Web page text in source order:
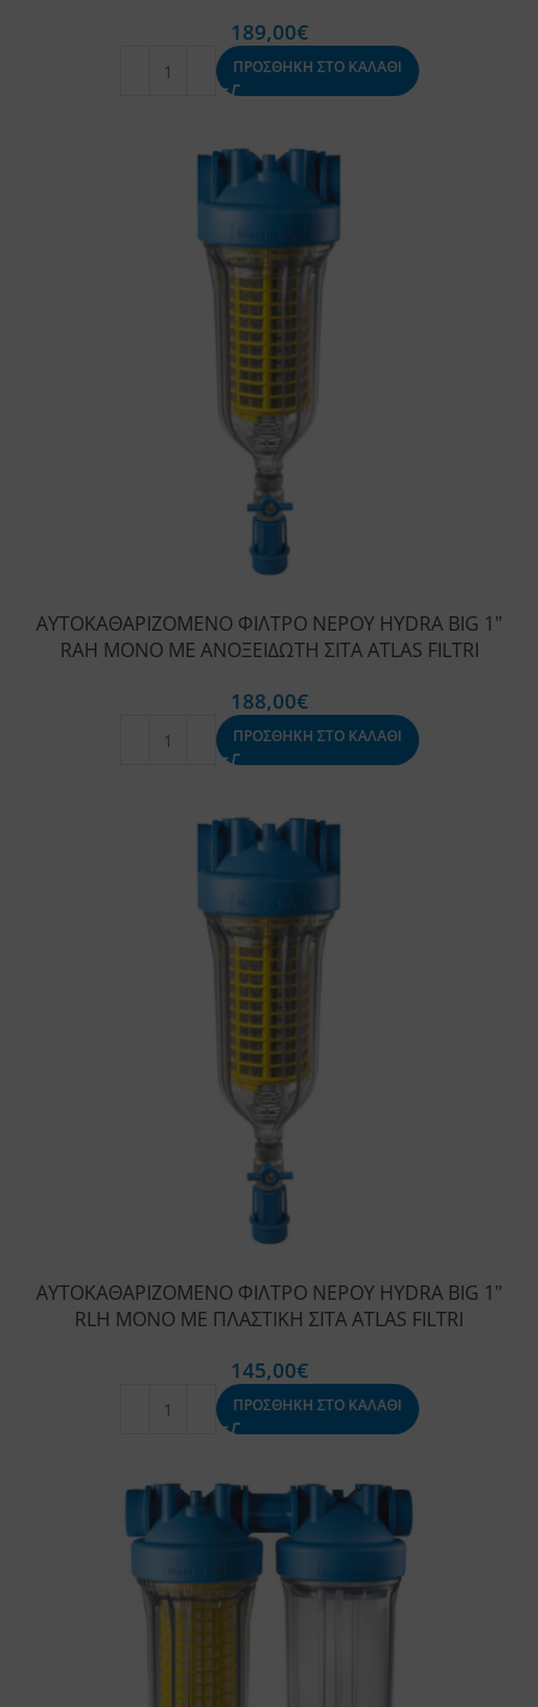
189,00€
ΠΡΟΣΘΗΚΗ ΣΤΟ ΚΑΛΑΘΙ
ΑΥΤΟΚΑΘΑΡΙΖΟΜΕΝΟ ΦΙΛΤΡΟ ΝΕΡΟΥ HYDRA BIG 1″
RAH ΜΟΝΟ ΜΕ ΑΝΟΞΕΙΔΩΤΗ ΣΙΤΑ ATLAS FILTRI
188,00€
ΠΡΟΣΘΗΚΗ ΣΤΟ ΚΑΛΑΘΙ
ΑΥΤΟΚΑΘΑΡΙΖΟΜΕΝΟ ΦΙΛΤΡΟ ΝΕΡΟΥ HYDRA BIG 1″
RLH ΜΟΝΟ ΜΕ ΠΛΑΣΤΙΚΗ ΣΙΤΑ ATLAS FILTRI
145,00€
ΠΡΟΣΘΗΚΗ ΣΤΟ ΚΑΛΑΘΙ